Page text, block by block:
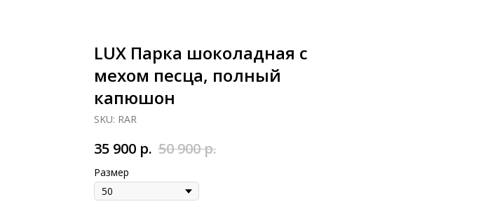
LUX Парка шоколадная с
мехом песца, полный
капюшон
SKU: RAR
35 900 р. 50 900р.
Размер